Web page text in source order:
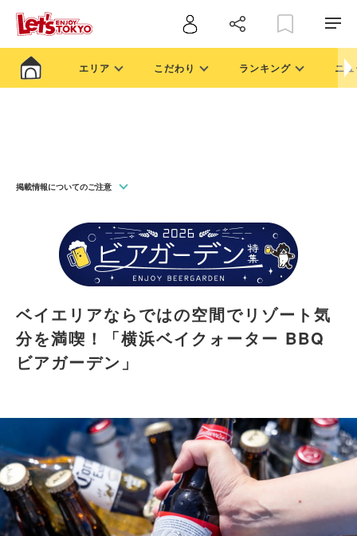
エリア こだわり ランキング ニ
掲載情報についてのご注意
ベイエリアならではの空間でリゾート気
分を満喫！「横浜ベイクォーター BBQ
ビアガーデン」